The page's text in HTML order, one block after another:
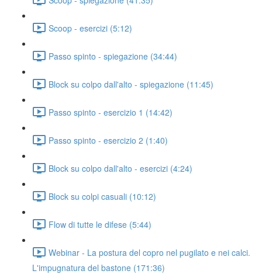
Scoop - esercizi (5:12)
Passo spinto - spiegazione (34:44)
Block su colpo dall'alto - spiegazione (11:45)
Passo spinto - esercizio 1 (14:42)
Passo spinto - esercizio 2 (1:40)
Block su colpo dall'alto - esercizi (4:24)
Block su colpi casuali (10:12)
Flow di tutte le difese (5:44)
Webinar - La postura del copro nel pugilato e nei calci.
L'impugnatura del bastone (171:36)